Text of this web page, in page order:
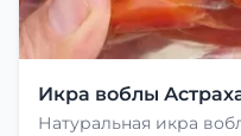
Икра воблы
Натуральная икра